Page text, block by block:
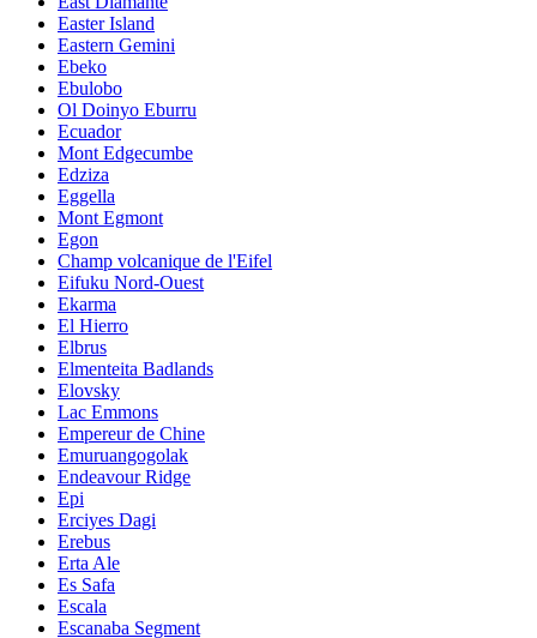
Easter Island
Eastern Gemini
Ebeko
Ebulobo
Ol Doinyo Eburru
Ecuador
Mont Edgecumbe
Edziza
Eggella
Mont Egmont
Egon
Champ volcanique de l'Eifel
Eifuku Nord-Ouest
Ekarma
El Hierro
Elbrus
Elmenteita Badlands
Elovsky
Lac Emmons
Empereur de Chine
Emuruangogolak
Endeavour Ridge
Epi
Erciyes Dagi
Erebus
Erta Ale
Es Safa
Escala
Escanaba Segment